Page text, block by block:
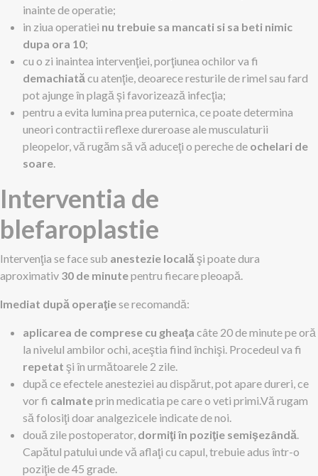
inainte de operatie;
in ziua operatiei nu trebuie sa mancati si sa beti nimic
dupa ora 10;
cu o zi inaintea intervenţiei, porţiunea ochilor va fi
demachiatăcu atenţie, deoarece resturile de rimel sau fard
pot ajunge în plagă şi favorizează infecţia;
pentru a evita lumina prea puternica, ce poate determina
uneori contractii reflexe dureroase ale musculaturii
pleopelor, vă rugăm să vă aduceţi o pereche de ochelari de
soare.
Interventia de
blefaroplastie
Intervenţia se face sub anestezie localăşi poate dura
aproximativ 30 de minutepentru fiecare pleoapă.
Imediat după operaţiese recomandă:
aplicarea de comprese cu gheaţa câte 20 de minute pe oră
la nivelul ambilor ochi, aceştia fiind închişi. Procedeul va fi
repetat şi în următoarele 2 zile.
după ce efectele anesteziei au dispărut, pot apare dureri, ce
vor fi calmateprin medicatia pe care o veti primi.Vă rugam
să folosiţi doar analgezicele indicate de noi.
două zile postoperator, dormiţi în poziţie semişezândă.
Capătul patului unde vă aflaţi cu capul, trebuie adus într-o
poziţie de 45 grade.